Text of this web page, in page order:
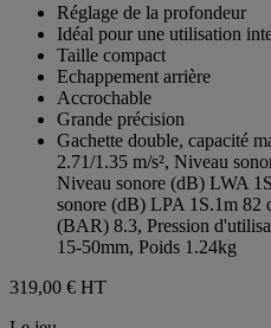
étoiles.
Réglage de la profondeur
Idéal pour une utilisation
Taille compact
Echappement arrière
Accrochable
Grande précision
Gachette double, capacité
2.71/1.35 m/s², Niveau
Niveau sonore (dB) LWA
sonore (dB) LPA 1S.1m 82
(BAR) 8.3, Pression
15-50mm, Poids 1.24kg
319,00 € HT